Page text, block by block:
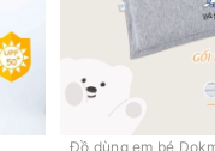
Đồ dùng em bé